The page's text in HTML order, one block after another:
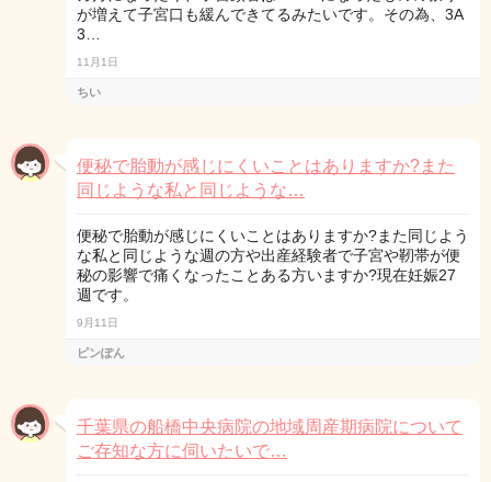
が増えて子宮口も緩んできてるみたいです。その為、3A
3…
11月1日
ちい
便秘で胎動が感じにくいことはありますか?また
同じような私と同じような…
便秘で胎動が感じにくいことはありますか?また同じよう
な私と同じような週の方や出産経験者で子宮や靭帯が便
秘の影響で痛くなったことある方いますか?現在妊娠27
週です。
9月11日
ピンぽん
千葉県の船橋中央病院の地域周産期病院について
ご存知な方に伺いたいで…